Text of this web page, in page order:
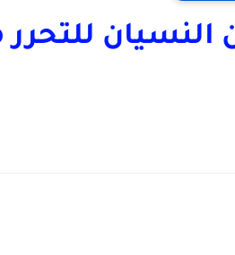
للتحرر